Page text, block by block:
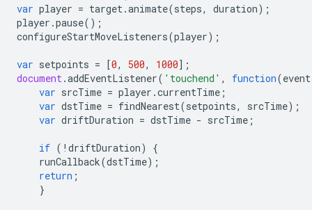
var player = target.animate(steps, duration);
player .pause();
configureStartMoveListeners(player);
var setpoints = [0, 500, 1000];
document.addEventListener( 'touchend' , function(event
var srcTime = player .currentTime ;
var dstTime = findNearest(setpoints, srcTime);
var driftDuration = dstTime - srcTime ;
if ( ! driftDuration)
{
runCallback(dstTime);
return ;
}